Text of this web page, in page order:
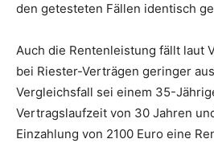
den getesteten Fällen identisch
Auch die Rentenleistung fällt laut
bei Riester-Verträgen geringer
Vergleichsfall sei einem 35-
Vertragslaufzeit von 30 Jahren
Einzahlung von 2100 Euro eine